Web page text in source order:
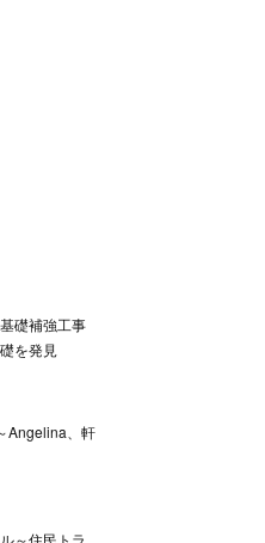
礎補強工事
を発見
Angelina、軒
～住民トラ